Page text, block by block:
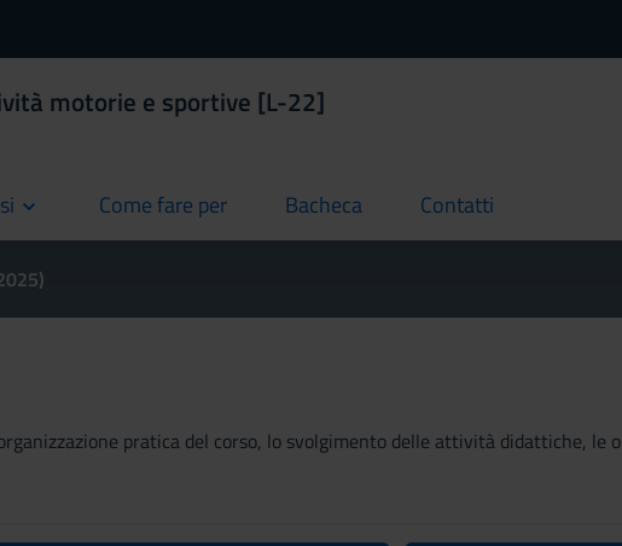
motorie e sportive [L-22]
Come fare per
current Bacheca
current Contatti
current
pratica del corso, lo svolgimento delle attività didattiche,